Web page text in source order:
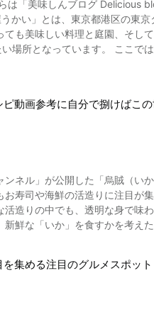
増進させてくれるお酢が使われ
近な食べ物となった冷やし中
、茹でたあとにしっかりと冷やす
定の時間茹でたら氷水で冷や
れるのも魅力。お好みの具材
いたれができます。 冷やし
を
、アジア圏はもちろ
ピがあれば海外でも手軽に作るこ
#冷やし中華」で検索して、具
も美味しい料理と庭園、そし
場所となっています。 ここで
合わせて頂く白髪ネギと組み
わいがあります。 ⑤ 名物 豆水とうふ 動
れている名物 豆水とうふです
動画の5:17からご覧になれる七品目
トが身体を芯から温め、癒してく
た甘みのあるいちじくは、す
土産も購入することが出来ま
に個室も用意されていること
動画参考に自分で捌けばこ
一時的なブームとなっていま
くことから、踊り食いと呼ば
集める注目のグルメスポッ